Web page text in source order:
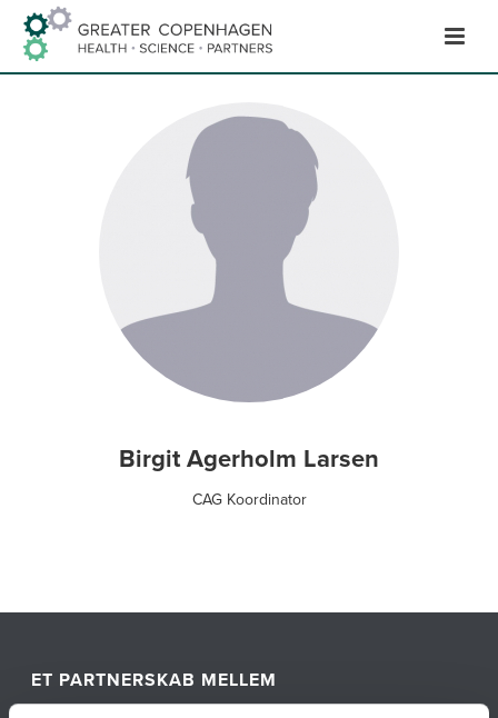
Hop
til
indhold
Birgit Agerholm Larsen
CAG Koordinator
ET PARTNERSKAB MELLEM